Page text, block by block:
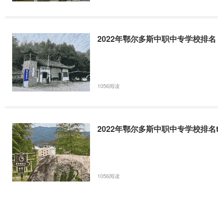
2022年鄂尔多斯中职中专学校排名
1056阅读
2022年鄂尔多斯中职中专学校排
1056阅读